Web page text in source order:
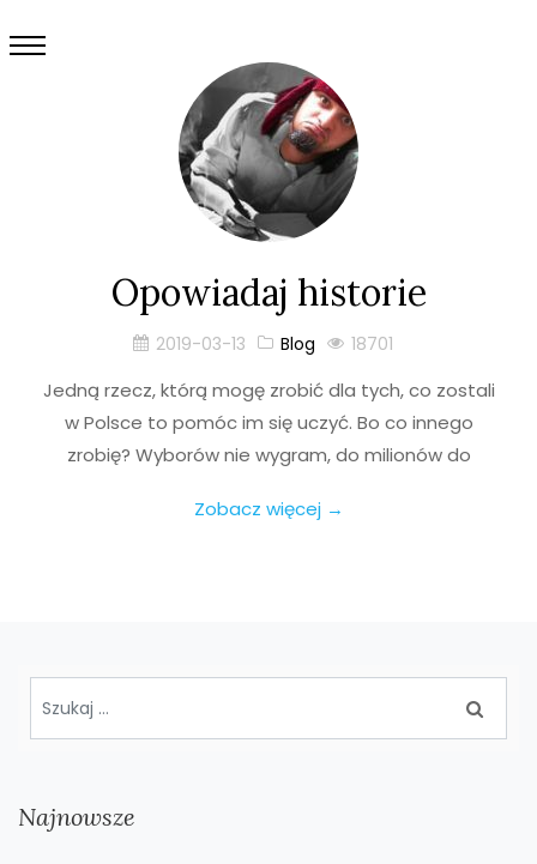
Opowiadaj historie
2019-03-13 Blog 18701
Jedną rzecz, którą mogę zrobić dla tych, co zostali
w Polsce to pomóc im się uczyć. Bo co innego
zrobię? Wyborów nie wygram, do milionów do
Zobacz więcej →
Najnowsze